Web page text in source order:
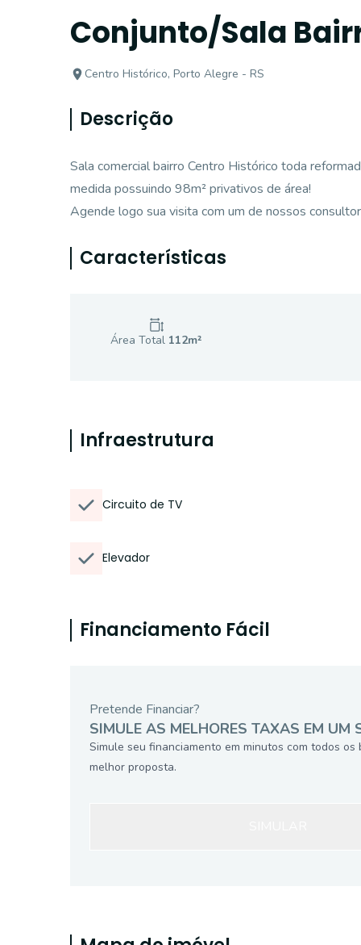
Conjunto/Sala
Centro Histórico, Porto Alegre - RS
Descrição
Sala comercial bairro Centro Histórico toda
medida possuindo 98m² privativos de área!
Agende logo sua visita com um de nossos
Características
Área Total 112m²
Infraestrutura
Circuito de TV
Elevador
Financiamento Fácil
Pretende Financiar?
SIMULE AS MELHORES TAXAS EM UM
Simule seu financiamento em minutos com todos os
melhor proposta.